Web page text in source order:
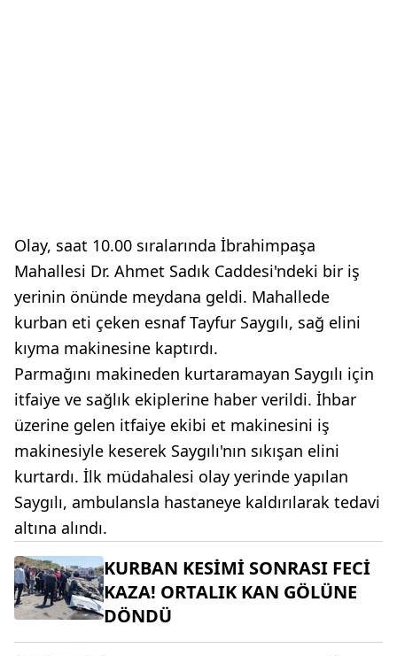
Olay, saat 10.00 sıralarında İbrahimpaşa
Mahallesi Dr. Ahmet Sadık Caddesi'ndeki bir iş
yerinin önünde meydana geldi. Mahallede
kurban eti çeken esnaf Tayfur Saygılı, sağ elini
kıyma makinesine kaptırdı.
Parmağını makineden kurtaramayan Saygılı için
itfaiye ve sağlık ekiplerine haber verildi. İhbar
üzerine gelen itfaiye ekibi et makinesini iş
makinesiyle keserek Saygılı'nın sıkışan elini
kurtardı. İlk müdahalesi olay yerinde yapılan
Saygılı, ambulansla hastaneye kaldırılarak tedavi
altına alındı.
KURBAN KESİMİ SONRASI FECİ
KAZA! ORTALIK KAN GÖLÜNE
DÖNDÜ